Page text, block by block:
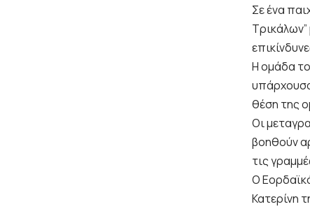
Σε ένα
Η ομάδα
θέση της
Οι
βοηθούν
τις
Ο
Κατερίνη